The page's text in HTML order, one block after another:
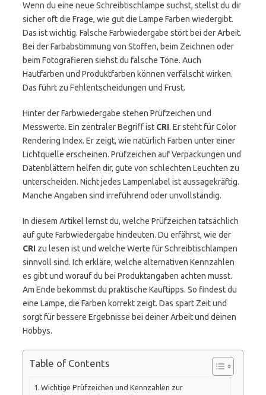
Wenn du eine neue Schreibtischlampe suchst, stellst du dir
sicher oft die Frage, wie gut die Lampe Farben wiedergibt.
Das ist wichtig. Falsche Farbwiedergabe stört bei der Arbeit.
Bei der Farbabstimmung von Stoffen, beim Zeichnen oder
beim Fotografieren siehst du falsche Töne. Auch
Hautfarben und Produktfarben können verfälscht wirken.
Das führt zu Fehlentscheidungen und Frust.
Hinter der Farbwiedergabe stehen Prüfzeichen und
Messwerte. Ein zentraler Begriff ist CRI. Er steht für Color
Rendering Index. Er zeigt, wie natürlich Farben unter einer
Lichtquelle erscheinen. Prüfzeichen auf Verpackungen und
Datenblättern helfen dir, gute von schlechten Leuchten zu
unterscheiden. Nicht jedes Lampenlabel ist aussagekräftig.
Manche Angaben sind irreführend oder unvollständig.
In diesem Artikel lernst du, welche Prüfzeichen tatsächlich
auf gute Farbwiedergabe hindeuten. Du erfährst, wie der
CRI zu lesen ist und welche Werte für Schreibtischlampen
sinnvoll sind. Ich erkläre, welche alternativen Kennzahlen
es gibt und worauf du bei Produktangaben achten musst.
Am Ende bekommst du praktische Kauftipps. So findest du
eine Lampe, die Farben korrekt zeigt. Das spart Zeit und
sorgt für bessere Ergebnisse bei deiner Arbeit und deinen
Hobbys.
Table of Contents
Wichtige Prüfzeichen und Kennzahlen zur